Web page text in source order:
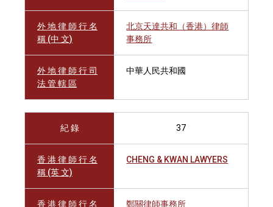
外 地 律 師 行 名
稱 (中 文)
北京天達共和（香港）律師
事務所
外 地 律 師 行 司
法 管 轄 區
中華人民共和國
紀 錄 37
香 港 律 師 行 名
稱 (英 文)
CHENG & KWAN LAWYERS
香 港 律 師 行 名 鄭關律師事務所